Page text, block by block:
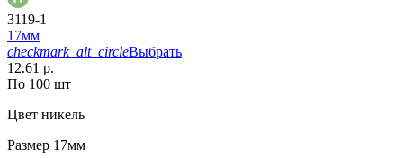
3119-1
17мм
checkmark_alt_circleВыбрать
12.61 р.
По 100 шт
Цвет никель
Размер 17мм